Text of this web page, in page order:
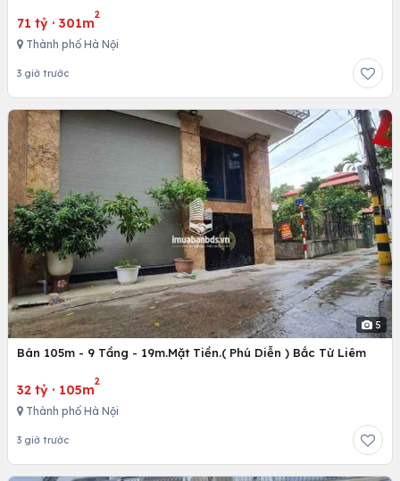
71 tỷ · 301m
2
Thành phố Hà Nội
3 giờ trước
5
Bán 105m - 9 Tầng - 19m.Mặt Tiền.( Phú Diễn ) Bắc Từ Liêm
32 tỷ · 105m
2
Thành phố Hà Nội
3 giờ trước